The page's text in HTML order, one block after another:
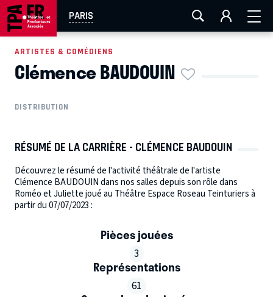
PARIS
AIX-MARSEILLE LA ROCHELLE
EN TOURNÉE
ARTISTES & COMÉDIENS
Clémence BAUDOUIN
DISTRIBUTION
RÉSUMÉ DE LA CARRIÈRE - CLÉMENCE BAUDOUIN
Découvrez le résumé de l'activité théâtrale de l'artiste
Clémence BAUDOUIN dans nos salles depuis son rôle dans
Roméo et Juliette joué au Théâtre Espace Roseau Teinturiers à
partir du 07/07/2023 :
Pièces jouées
3
Représentations
61